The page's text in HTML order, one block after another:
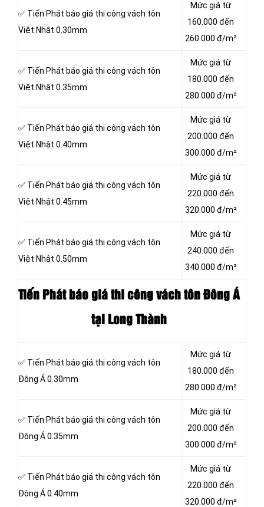
✅ Tiến Phát báo giá thi công vách tôn
Việt Nhật 0.30mm
Mức giá từ
160.000 đến
260.000 đ/m²
✅ Tiến Phát báo giá thi công vách tôn
Việt Nhật 0.35mm
Mức giá từ
180.000 đến
280.000 đ/m²
✅ Tiến Phát báo giá thi công vách tôn
Việt Nhật 0.40mm
Mức giá từ
200.000 đến
300.000 đ/m²
✅ Tiến Phát báo giá thi công vách tôn
Việt Nhật 0.45mm
Mức giá từ
220.000 đến
320.000 đ/m²
✅ Tiến Phát báo giá thi công vách tôn
Việt Nhật 0.50mm
Mức giá từ
240.000 đến
340.000 đ/m²
Tiến Phát báo giá thi công vách tôn Đông Á
tại Long Thành
✅ Tiến Phát báo giá thi công vách tôn
Đông Á 0.30mm
Mức giá từ
180.000 đến
280.000 đ/m²
✅ Tiến Phát báo giá thi công vách tôn
Đông Á 0.35mm
Mức giá từ
200.000 đến
300.000 đ/m²
✅ Tiến Phát báo giá thi công vách tôn
Đông Á 0.40mm
Mức giá từ
220.000 đến
320.000 đ/m²